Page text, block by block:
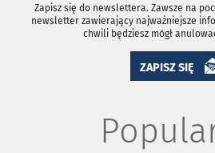
Zapisz się do newslettera. Zawsze na
newsletter zawierający najważniejsze
chwili będziesz mógł
ZAPISZ SIĘ